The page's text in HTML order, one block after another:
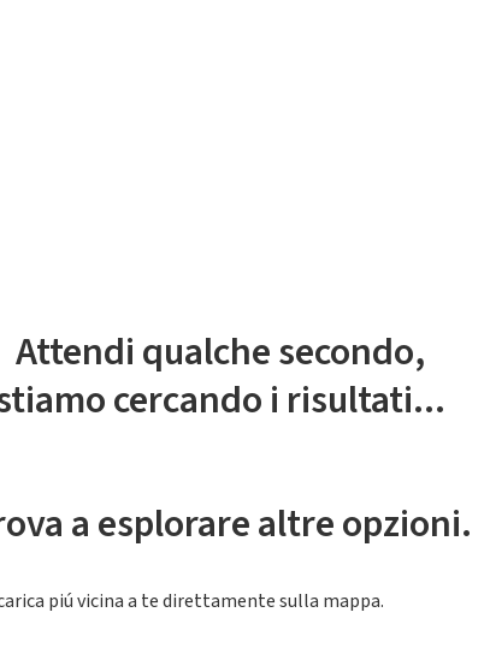
Attendi qualche secondo,
cercando i risultati...
a esplorare altre opzioni.
piú vicina a te direttamente sulla mappa.